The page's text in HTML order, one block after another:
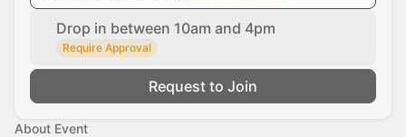
Drop in between 10am and 4pm
Require Approval
Request to Join
About Event